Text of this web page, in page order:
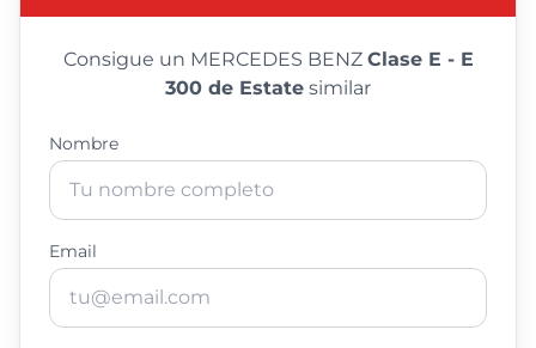
Consigue un MERCEDES BENZ Clase E - E
300 de Estate similar
Nombre
Email